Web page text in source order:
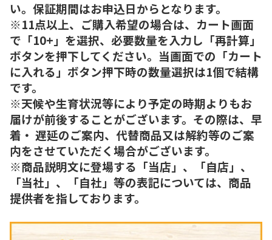
い。保証期間はお申込日からとなります。
※11点以上、ご購入希望の場合は、カート画面
で「10+」を選択、必要数量を入力し「再計算」
ボタンを押下してください。当画面での「カート
に入れる」ボタン押下時の数量選択は1個で結構
です。
※天候や生育状況等により予定の時期よりもお
届けが前後することがございます。その際は、早
着・ 遅延のご案内、代替商品又は解約等のご案
内をさせていただく場合がございます。
※商品説明文に登場する「当店」、「自店」、
「当社」、「自社」等の表記については、商品
提供者を指しております。